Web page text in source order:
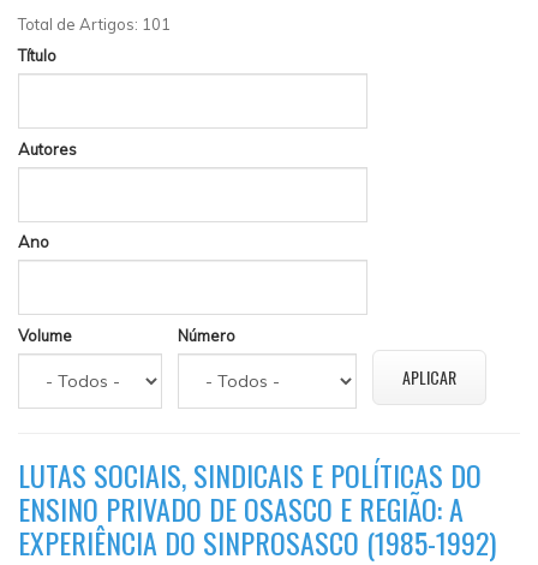
Total de Artigos: 101
Título
Autores
Ano
Volume Número
LUTAS SOCIAIS, SINDICAIS E POLÍTICAS DO
ENSINO PRIVADO DE OSASCO E REGIÃO: A
EXPERIÊNCIA DO SINPROSASCO (1985-1992)